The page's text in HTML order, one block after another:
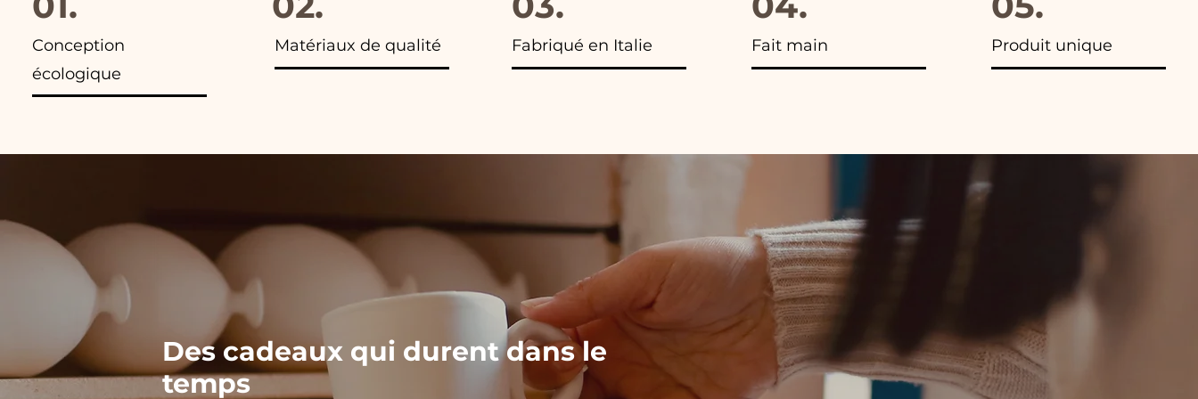
Conception
écologique
Matériaux de qualité Fabriqué en Italie Fait main Produit unique
Des cadeaux qui durent dans le
temps